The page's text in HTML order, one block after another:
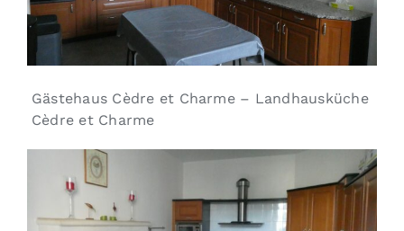
Gästehaus Cèdre et Charme – Landhausküche
Cèdre et Charme